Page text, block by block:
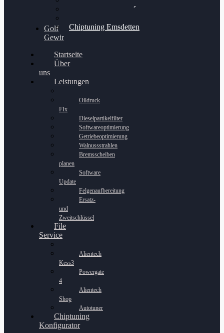
Chiptuning Schüttorf
Chiptuning Emsdetten
Golf
Gewinnspiel
Startseite
Über
uns
Leistungen
Oildruck
FIx
Dieselpartikelfilter
Softwareoptimierung
Getriebeoptimierung
Walnussstrahlen
Bremsscheiben
planen
Software
Update
Felgenaufbereitung
Ersatz-
und
Zweitschlüssel
File
Service
Alientech
Kess3
Powergate
4
Alientech
Shop
Autotuner
Chiptuning
Konfigurator